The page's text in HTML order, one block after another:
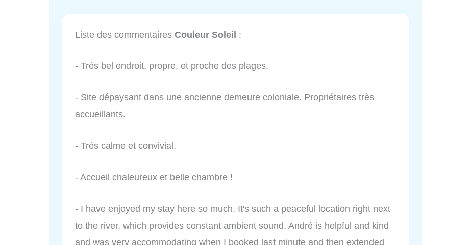
Liste des commentaires Couleur Soleil :
- Très bel endroit, propre, et proche des plages.
- Site dépaysant dans une ancienne demeure coloniale. Propriétaires très
accueillants.
- Très calme et convivial.
- Accueil chaleureux et belle chambre !
- I have enjoyed my stay here so much. It's such a peaceful location right next
to the river, which provides constant ambient sound. André is helpful and kind
and was very accommodating when I booked last minute and then extended